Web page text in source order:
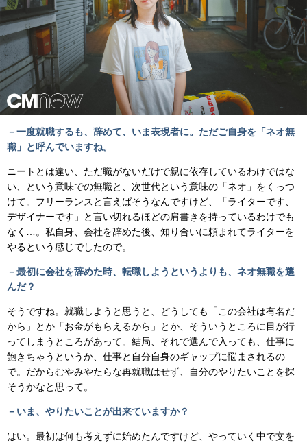
－一度就職するも、辞めて、いま表現者に。ただご自身を「ネオ無
職」と呼んでいますね。
ニートとは違い、ただ職がないだけで親に依存しているわけではな
い、という意味での無職と、次世代という意味の「ネオ」をくっつ
けて。フリーランスと言えばそうなんですけど、「ライターです、
デザイナーです」と言い切れるほどの肩書きを持っているわけでも
なく…。私自身、会社を辞めた後、知り合いに頼まれてライターを
やるという感じでしたので。
－最初に会社を辞めた時、転職しようというよりも、ネオ無職を選
んだ？
そうですね。就職しようと思うと、どうしても「この会社は有名だ
から」とか「お金がもらえるから」とか、そういうところに目が行
ってしまうところがあって。結局、それで選んで入っても、仕事に
飽きちゃうというか、仕事と自分自身のギャップに悩まされるの
で。だからむやみやたらな再就職はせず、自分のやりたいことを探
そうかなと思って。
－いま、やりたいことが出来ていますか？
はい。最初は何も考えずに始めたんですけど、やっていく中で文を